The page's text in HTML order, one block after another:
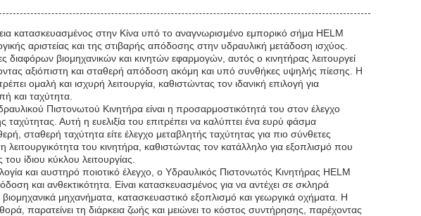
κατασκευασμένος στην Κίνα υπό το αναγνωρισμένο εμπορικό σήμα HELM
αριστείας και της στιβαρής απόδοσης στην υδραυλική μετάδοση ισχύος.
διαφόρων βιομηχανικών και κινητών εφαρμογών, αυτός ο κινητήρας λειτουργεί
αξιόπιστη και σταθερή απόδοση ακόμη και υπό συνθήκες υψηλής πίεσης. Η
ομαλή και ισχυρή λειτουργία, καθιστώντας τον ιδανική επιλογή για
και ταχύτητα.
Πιστονωτού Κινητήρα είναι η προσαρμοστικότητά του στον έλεγχο
Αυτή η ευελιξία του επιτρέπει να καλύπτει ένα ευρύ φάσμα
σταθερή ταχύτητα είτε έλεγχο μεταβλητής ταχύτητας για πιο σύνθετες
λειτουργικότητα του κινητήρα, καθιστώντας τον κατάλληλο για εξοπλισμό που
ίδιου κύκλου λειτουργίας.
και αυστηρό ποιοτικό έλεγχο, ο Υδραυλικός Πιστονωτός Κινητήρας HELM
και ανθεκτικότητα. Είναι κατασκευασμένος για να αντέχει σε σκληρά
βιομηχανικά μηχανήματα, κατασκευαστικό εξοπλισμό και γεωργικά οχήματα. Η
παρατείνει τη διάρκεια ζωής και μειώνει το κόστος συντήρησης, παρέχοντας